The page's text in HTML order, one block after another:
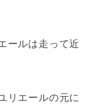
ールは走って近
リエールの元に